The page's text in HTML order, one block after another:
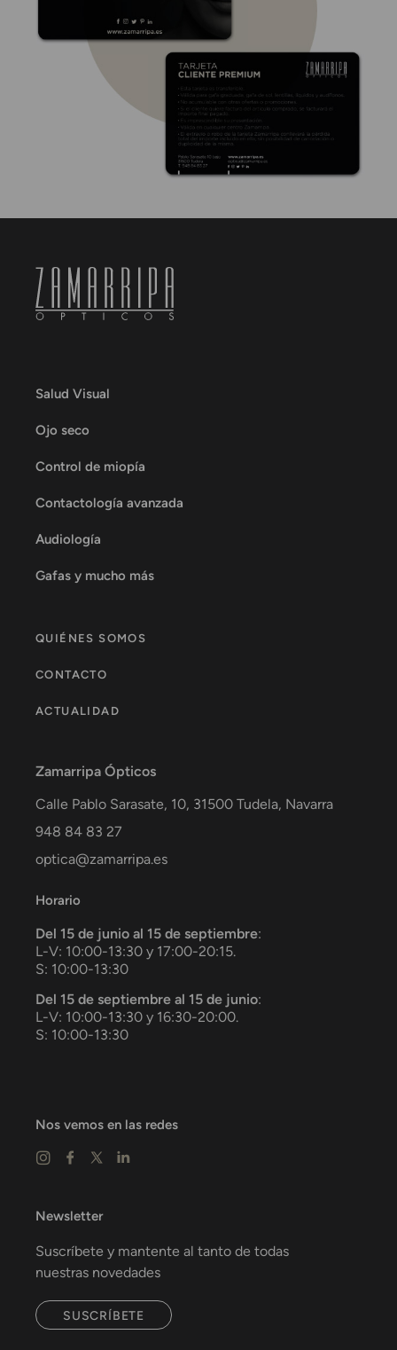
Salud Visual
Ojo seco
Control de miopía
Contactología avanzada
Audiología
Gafas y mucho más
QUIÉNES SOMOS
CONTACTO
ACTUALIDAD
Zamarripa Ópticos
Calle Pablo Sarasate, 10, 31500 Tudela, Navarra
948 84 83 27
optica@zamarripa.es
Horario
Del 15 de junio al 15 de septiembre:
L-V: 10:00-13:30 y 17:00-20:15.
S: 10:00-13:30
Del 15 de septiembre al 15 de junio:
L-V: 10:00-13:30 y 16:30-20:00.
S: 10:00-13:30
Nos vemos en las redes
Newsletter
Suscríbete y mantente al tanto de todas
nuestras novedades
SUSCRÍBETE